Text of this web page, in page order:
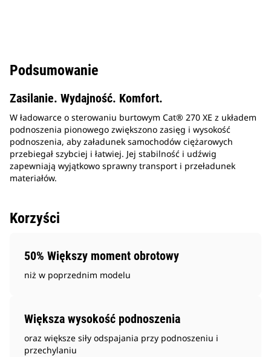
Podsumowanie
Zasilanie. Wydajność. Komfort.
W ładowarce o sterowaniu burtowym Cat® 270 XE z układem
podnoszenia pionowego zwiększono zasięg i wysokość
podnoszenia, aby załadunek samochodów ciężarowych
przebiegał szybciej i łatwiej. Jej stabilność i udźwig
zapewniają wyjątkowo sprawny transport i przeładunek
materiałów.
Korzyści
50% Większy moment obrotowy
niż w poprzednim modelu
Większa wysokość podnoszenia
oraz większe siły odspajania przy podnoszeniu i
przechylaniu